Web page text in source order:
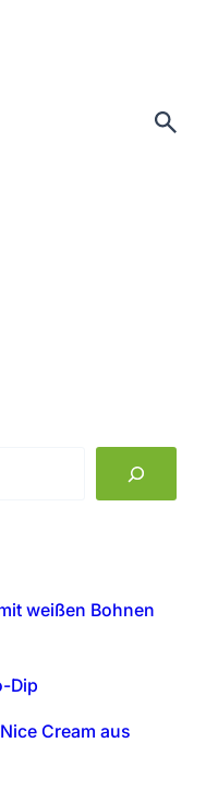
weißen Bohnen
Dip
Cream aus